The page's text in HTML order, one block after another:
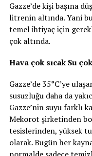
Gazze’de kişi başına
litrenin altında. Yani
temel ihtiyaç için
çok altında.
Hava çok sıcak Su
Gazze’de 35°C’ye
susuzluğu daha da
Gazze’nin suyu farklı
Mekorot şirketinden
tesislerinden, yüksek
olarak. Bugün her